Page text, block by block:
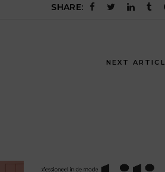
SHARE:
NEXT